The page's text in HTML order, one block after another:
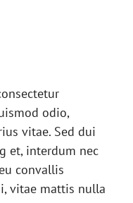
odio,
vitae. Sed dui
et, interdum nec
convallis
vitae mattis nulla